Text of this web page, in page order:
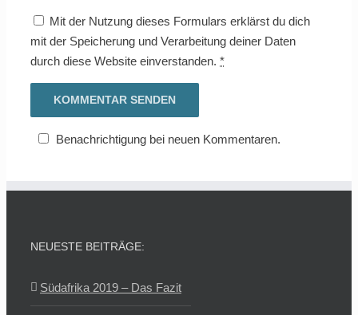
Mit der Nutzung dieses Formulars erklärst du dich
mit der Speicherung und Verarbeitung deiner Daten
durch diese Website einverstanden. *
Benachrichtigung bei neuen Kommentaren.
NEUESTE BEITRÄGE:
Südafrika 2019 – Das Fazit